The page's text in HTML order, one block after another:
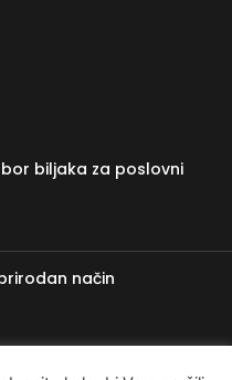
biljaka za poslovni
način